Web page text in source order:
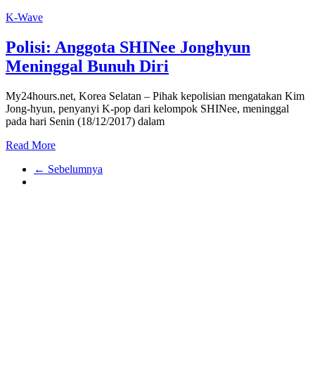
K-Wave
Polisi: Anggota SHINee Jonghyun
Meninggal Bunuh Diri
My24hours.net, Korea Selatan – Pihak kepolisian mengatakan Kim
Jong-hyun, penyanyi K-pop dari kelompok SHINee, meninggal
pada hari Senin (18/12/2017) dalam
Read More
← Sebelumnya